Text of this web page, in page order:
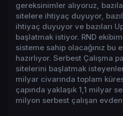
gereksinimler alıyoruz,
sitelere ihtiyaç duyuyor,
ihtiyaç duyuyor ve bazıları
başlatmak istiyor. RND
sisteme sahip olacağınız bu
hazırlıyor. Serbest Çalışma
sitelerini başlatmak
milyar civarında toplam
çapında yaklaşık 1,1 milyar
milyon serbest çalışan evden